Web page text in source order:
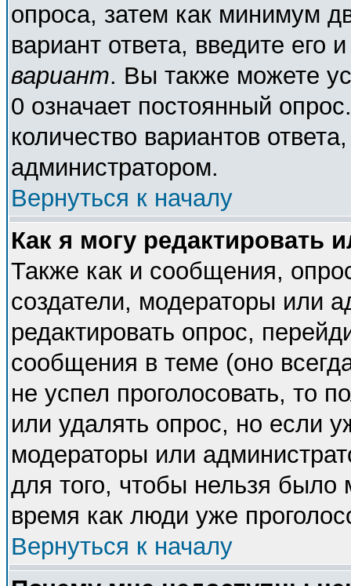
опроса, затем как минимум
вариант ответа, введите его
вариант. Вы также можете
0 означает постоянный
количество вариантов
администратором.
Вернуться к началу
Как я могу редактировать
Также как и сообщения,
создатели, модераторы или
редактировать опрос,
сообщения в теме (оно
не успел проголосовать, то
или удалять опрос, но если
модераторы или
для того, чтобы нельзя было
время как люди уже
Вернуться к началу